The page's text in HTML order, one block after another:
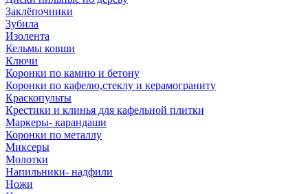
Заклёпочники
Зубила
Изолента
Кельмы ковши
Ключи
Коронки по камню и бетону
Коронки по кафелю,стеклу и керамограниту
Краскопульты
Крестики и клинья для кафельной плитки
Маркеры- карандаши
Коронки по металлу
Миксеры
Молотки
Напильники- надфили
Ножи